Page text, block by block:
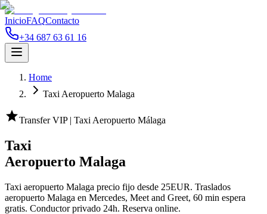
InicioFAQContacto
+34 687 63 61 16
Home
Taxi Aeropuerto Malaga
starTransfer VIP | Taxi Aeropuerto Málaga
Taxi
Aeropuerto Malaga
Taxi aeropuerto Malaga precio fijo desde 25EUR. Traslados
aeropuerto Malaga en Mercedes, Meet and Greet, 60 min espera
gratis. Conductor privado 24h. Reserva online.